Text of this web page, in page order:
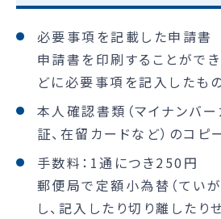
必要事項を記載した申請書
申請書を印刷することがで
どに必要事項を記入したも
本人確認書類（マイナンバ
証、在留カードなど）のコピ
手数料：1通につき250円
郵便局で定額小為替（てい
し、記入したり切り離したり